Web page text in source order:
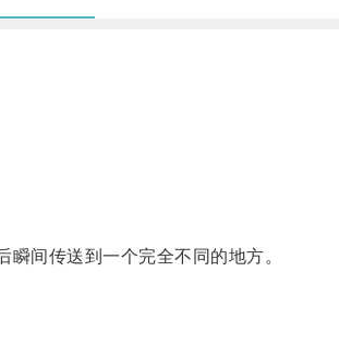
间传送到一个完全不同的地方。